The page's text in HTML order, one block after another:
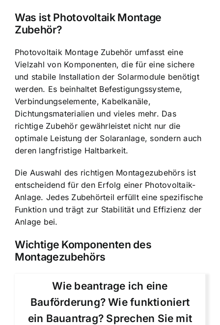
Was ist Photovoltaik Montage
Zubehör?
Photovoltaik Montage Zubehör umfasst eine
Vielzahl von Komponenten, die für eine sichere
und stabile Installation der Solarmodule benötigt
werden. Es beinhaltet Befestigungssysteme,
Verbindungselemente, Kabelkanäle,
Dichtungsmaterialien und vieles mehr. Das
richtige Zubehör gewährleistet nicht nur die
optimale Leistung der Solaranlage, sondern auch
deren langfristige Haltbarkeit.
Die Auswahl des richtigen Montagezubehörs ist
entscheidend für den Erfolg einer Photovoltaik-
Anlage. Jedes Zubehörteil erfüllt eine spezifische
Funktion und trägt zur Stabilität und Effizienz der
Anlage bei.
Wichtige Komponenten des
Montagezubehörs
Wie beantrage ich eine
Bauförderung? Wie funktioniert
ein Bauantrag? Sprechen Sie mit